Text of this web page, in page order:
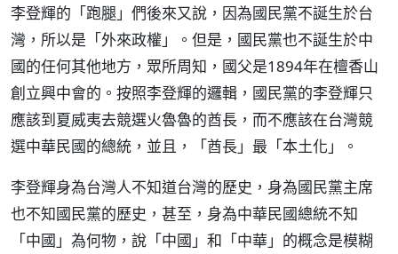
李登輝的「跑腿」們後來又說，因為國民黨不誕生於台
灣，所以是「外來政權」。但是，國民黨也不誕生於中
國的任何其他地方，眾所周知，國父是1894年在檀香山
創立興中會的。按照李登輝的邏輯，國民黨的李登輝只
應該到夏威夷去競選火魯魯的酋長，而不應該在台灣競
選中華民國的總統，並且，「酋長」最「本土化」。
李登輝身為台灣人不知道台灣的歷史，身為國民黨主席
也不知國民黨的歷史，甚至，身為中華民國總統不知
「中國」為何物，說「中國」和「中華」的概念是模糊